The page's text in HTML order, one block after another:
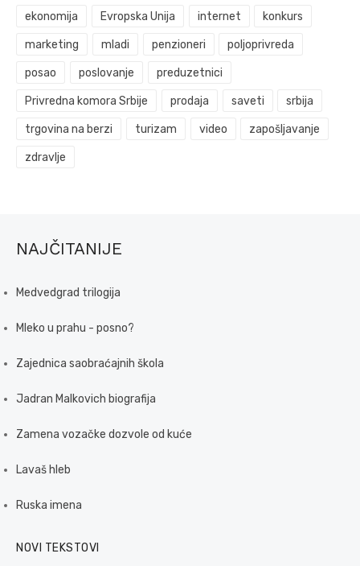
ekonomija Evropska Unija internet konkurs
marketing mladi penzioneri poljoprivreda
posao poslovanje preduzetnici
Privredna komora Srbije prodaja saveti srbija
trgovina na berzi turizam video zapošljavanje
zdravlje
NAJČITANIJE
Medvedgrad trilogija
Mleko u prahu - posno?
Zajednica saobraćajnih škola
Jadran Malkovich biografija
Zamena vozačke dozvole od kuće
Lavaš hleb
Ruska imena
NOVI TEKSTOVI